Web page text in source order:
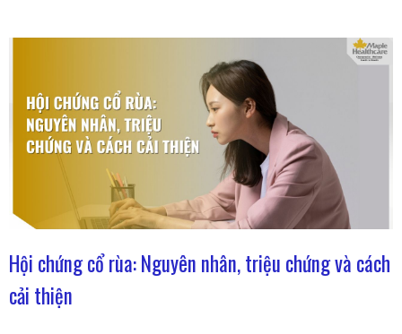
Hội chứng cổ rùa: Nguyên nhân, triệu chứng và cách
cải thiện